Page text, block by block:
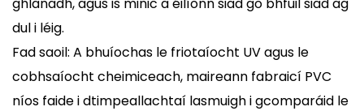
dul i léig.
Fad saoil: A bhuíochas le friotaíocht UV agus le
cobhsaíocht cheimiceach, maireann fabraicí PVC
níos faide i dtimpeallachtaí lasmuigh i gcomparáid le